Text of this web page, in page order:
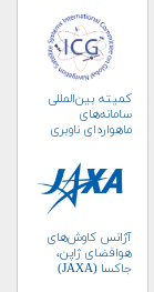
کمیته بین‌المللی
سامانه‌های
ماهواره‌ای ناوبری
آژانس کاوش‌های
هوافضای ژاپن،
جاکسا (JAXA)